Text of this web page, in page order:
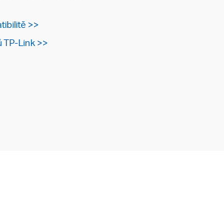
>>
TP-Link >>